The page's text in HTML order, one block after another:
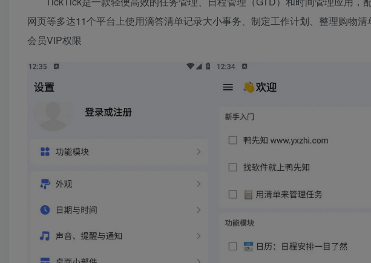
网页等多达11个平台上使用滴答清单记录大小事务、制定工作计划、整理购物
会员VIP权限